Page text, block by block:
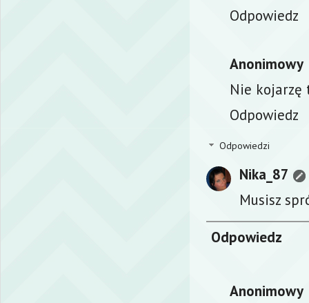
Odpowiedz
Anonimowy
Nie kojarzę
Odpowiedz
Odpowiedzi
Nika_87
Musisz
Odpowiedz
Anonimowy